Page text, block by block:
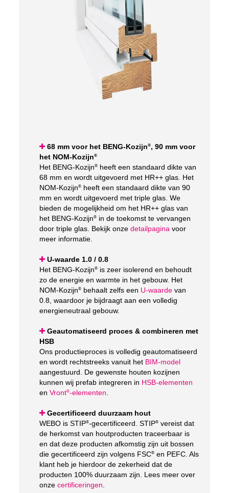
68 mm voor het BENG-Kozijn®, 90 mm voor
het NOM-Kozijn®
Het BENG-Kozijn® heeft een standaard dikte van
68 mm en wordt uitgevoerd met HR++ glas. Het
NOM-Kozijn® heeft een standaard dikte van 90
mm en wordt uitgevoerd met triple glas. We
bieden de mogelijkheid om het HR++ glas van
het BENG-Kozijn® in de toekomst te vervangen
door triple glas. Bekijk onzedetailpagina voor
meer informatie.
U-waarde 1.0 / 0.8
Het BENG-Kozijn® is zeer isolerend en behoudt
zo de energie en warmte in het gebouw. Het
NOM-Kozijn® behaalt zelfs een U-waarde van
0.8, waardoor je bijdraagt aan een volledig
energieneutraal gebouw.
Geautomatiseerd proces & combineren met
HSB
Ons productieproces is volledig geautomatiseerd
en wordt rechtstreeks vanuit het BIM-model
aangestuurd. De gewenste houten kozijnen
kunnen wij prefab integreren in HSB-elementen
enVront®-elementen
Gecertificeerd duurzaam hout
WEBO is STIP®-gecertificeerd. STIP® vereist dat
de herkomst van houtproducten traceerbaar is
en dat deze producten afkomstig zijn uit bossen
die gecertificeerd zijn volgens FSC® en PEFC. Als
klant heb je hierdoor de zekerheid dat de
producten 100% duurzaam zijn. Lees meer over
onzecertificeringen